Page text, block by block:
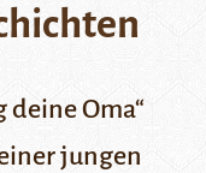
deine Oma“
jungen